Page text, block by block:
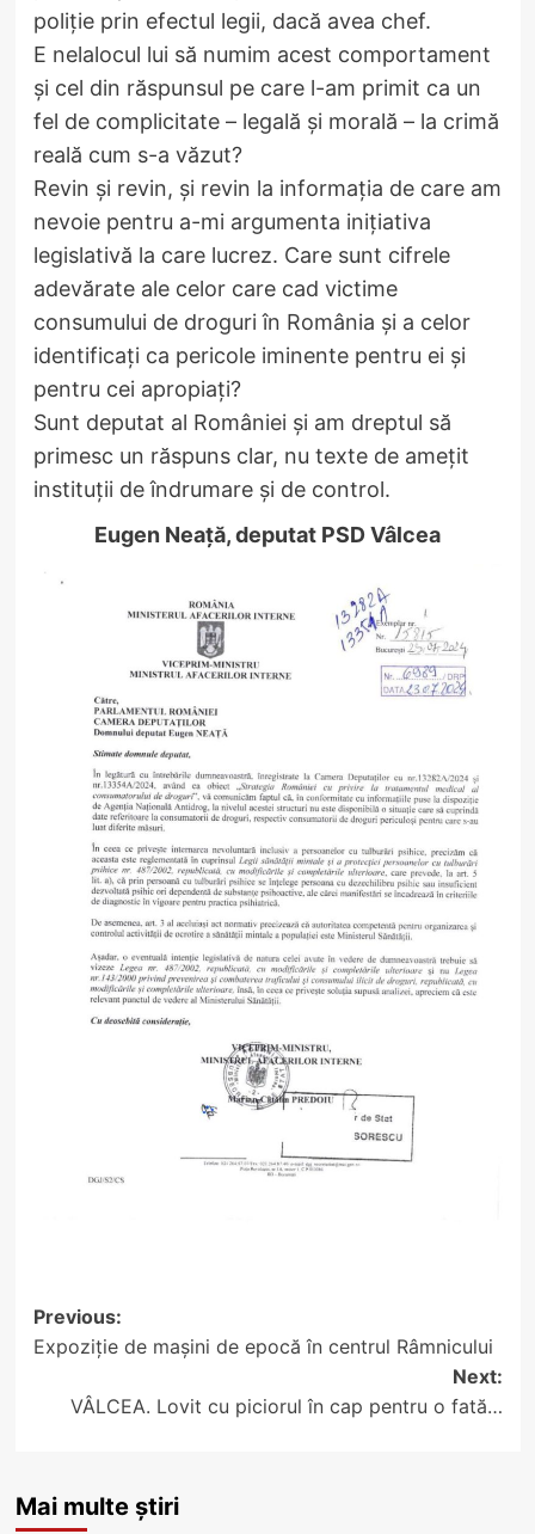
poliție prin efectul legii, dacă avea chef.
E nelalocul lui să numim acest comportament
și cel din răspunsul pe care l-am primit ca un
fel de complicitate – legală și morală – la crimă
reală cum s-a văzut?
Revin și revin, și revin la informația de care am
nevoie pentru a-mi argumenta inițiativa
legislativă la care lucrez. Care sunt cifrele
adevărate ale celor care cad victime
consumului de droguri în România și a celor
identificați ca pericole iminente pentru ei și
pentru cei apropiați?
Sunt deputat al României și am dreptul să
primesc un răspuns clar, nu texte de amețit
instituții de îndrumare și de control.
Eugen Neață, deputat PSD Vâlcea
Post
navigation
Previous:
Expoziție de mașini de epocă în centrul Râmnicului
Next:
VÂLCEA. Lovit cu piciorul în cap pentru o fată…
Mai multe știri